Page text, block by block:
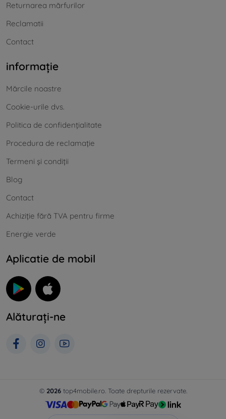
Returnarea mărfurilor
Reclamatii
Contact
informație
Mărcile noastre
Cookie-urile dvs.
Politica de confidențialitate
Procedura de reclamație
Termeni și condiții
Blog
Contact
Achiziție fără TVA pentru firme
Energie verde
Aplicatie de mobil
Alăturați-ne
© 2026top4mobile.ro. Toate drepturile rezervate.